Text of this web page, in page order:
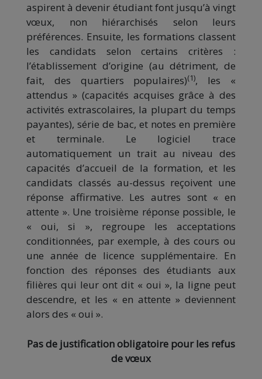
aspirent à devenir étudiant font jusqu’à vingt
vœux, non hiérarchisés selon leurs
préférences. Ensuite, les formations classent
les candidats selon certains critères :
l’établissement d’origine (au détriment, de
fait, des quartiers populaires)(1), les «
attendus » (capacités acquises grâce à des
activités extrascolaires, la plupart du temps
payantes), série de bac, et notes en première
et terminale. Le logiciel trace
automatiquement un trait au niveau des
capacités d’accueil de la formation, et les
candidats classés au-dessus reçoivent une
réponse affirmative. Les autres sont « en
attente ». Une troisième réponse possible, le
« oui, si », regroupe les acceptations
conditionnées, par exemple, à des cours ou
une année de licence supplémentaire. En
fonction des réponses des étudiants aux
filières qui leur ont dit « oui », la ligne peut
descendre, et les « en attente » deviennent
alors des « oui ».
Pas de justification obligatoire pour les refus
de vœux